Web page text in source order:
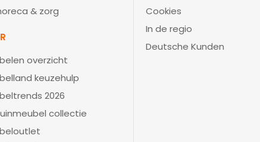
& zorg
overzicht
keuzehulp
2026
collectie
Cookies
In de regio
Deutsche Kunden